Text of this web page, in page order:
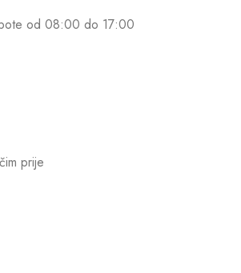
od 08:00 do 17:00
prije